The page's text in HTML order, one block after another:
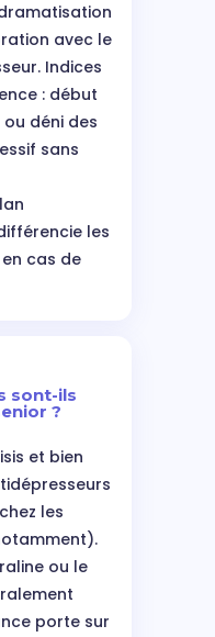
avec le
Indices
: début
ou déni des
sans
les
cas de
sont-ils
?
et bien
les
ou le
porte sur